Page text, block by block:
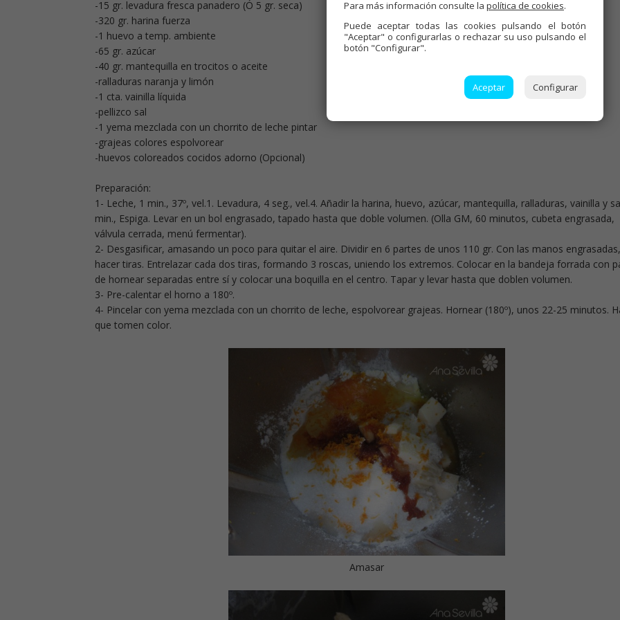
-15 gr. levadura fresca panadero (Ó 5 gr. seca)
-320 gr. harina fuerza
-1 huevo a temp. ambiente
-65 gr. azúcar
-40 gr. mantequilla en trocitos o aceite
-ralladuras naranja y limón
-1 cta. vainilla líquida
-pellizco sal
-1 yema mezclada con un chorrito de leche pintar
-grajeas colores espolvorear
-huevos coloreados cocidos adorno (Opcional)
Preparación:
1- Leche, 1 min., 37º, vel.1. Levadura, 4 seg., vel.4. Añadir la harina, huevo, azúcar, mantequilla, ralladuras, vainilla y
min., Espiga. Levar en un bol engrasado, tapado hasta que doble volumen. (Olla GM, 60 minutos, cubeta engrasada,
válvula cerrada, menú fermentar).
2- Desgasificar, amasando un poco para quitar el aire. Dividir en 6 partes de unos 110 gr. Con las manos engrasadas,
hacer tiras. Entrelazar cada dos tiras, formando 3 roscas, uniendo los extremos. Colocar en la bandeja forrada con
de hornear separadas entre sí y colocar una boquilla en el centro. Tapar y levar hasta que doblen volumen.
3- Pre-calentar el horno a 180º.
4- Pincelar con yema mezclada con un chorrito de leche, espolvorear grajeas. Hornear (180º), unos 22-25 minutos.
que tomen color.
Amasar
Para más información consulte la política de cookies.
Puede aceptar todas las cookies pulsando el botón
"Aceptar" o configurarlas o rechazar su uso pulsando el
botón "Configurar".
Aceptar Configurar